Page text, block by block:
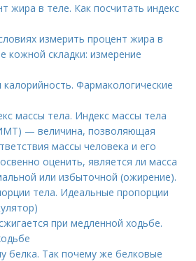
жира в теле. Как посчитать индекс
измерить процент жира в
кожной складки: измерение
Фармакологические
массы тела. Индекс массы тела
— величина, позволяющая
массы человека и его
оценить, является ли масса
или избыточной (ожирение).
тела. Идеальные пропорции
при медленной ходьбе.
белка. Так почему же белковые